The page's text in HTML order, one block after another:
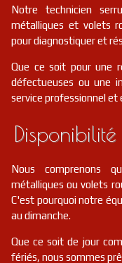
Notre technicien
métalliques et volets
pour diagnostiquer et
Que ce soit pour une
défectueuses ou une
service professionnel et
Nous comprenons
métalliques ou volets
C'est pourquoi notre
au dimanche.
Que ce soit de jour
fériés, nous sommes